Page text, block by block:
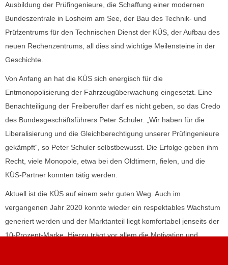
Ausbildung der Prüfingenieure, die Schaffung einer modernen
Bundeszentrale in Losheim am See, der Bau des Technik- und
Prüfzentrums für den Technischen Dienst der KÜS, der Aufbau des
neuen Rechenzentrums, all dies sind wichtige Meilensteine in der
Geschichte.
Von Anfang an hat die KÜS sich energisch für die
Entmonopolisierung der Fahrzeugüberwachung eingesetzt. Eine
Benachteiligung der Freiberufler darf es nicht geben, so das Credo
des Bundesgeschäftsführers Peter Schuler. „Wir haben für die
Liberalisierung und die Gleichberechtigung unserer Prüfingenieure
gekämpft“, so Peter Schuler selbstbewusst. Die Erfolge geben ihm
Recht, viele Monopole, etwa bei den Oldtimern, fielen, und die
KÜS-Partner konnten tätig werden.
Aktuell ist die KÜS auf einem sehr guten Weg. Auch im
vergangenen Jahr 2020 konnte wieder ein respektables Wachstum
generiert werden und der Marktanteil liegt komfortabel jenseits der
10-Prozent-Marke. Hierzu trägt vor allem die Motivation und